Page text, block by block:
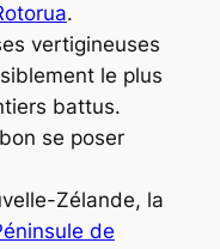
.
vertigineuses
le plus
battus.
se poser
Zélande, la
de